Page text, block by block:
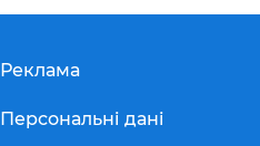
Реклама
Персональні дані